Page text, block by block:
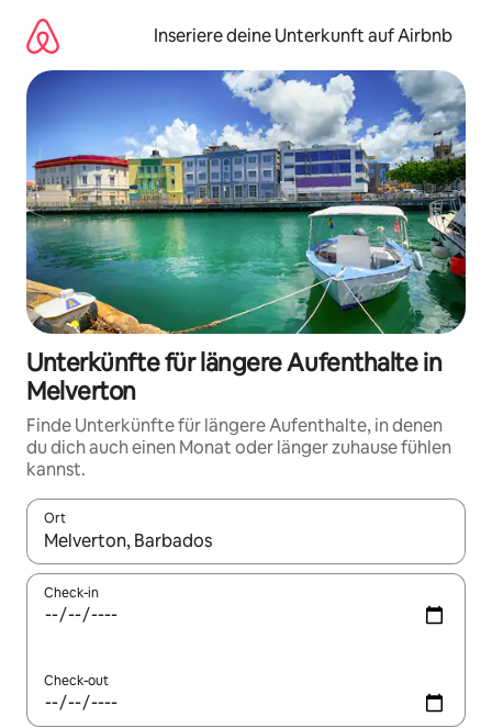
Inhalten
springen
Inseriere deine Unterkunft auf Airbnb
Unterkünfte für längere Aufenthalte in
Melverton
Finde Unterkünfte für längere Aufenthalte, in denen
du dich auch einen Monat oder länger zuhause fühlen
kannst.
Ort
Wenn Ergebnisse verfügbar sind, navigiere mit den
Check-in
Check-out